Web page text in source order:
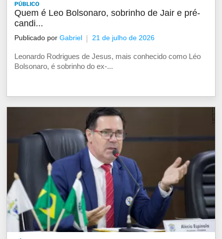
PÚBLICO
Quem é Leo Bolsonaro, sobrinho de Jair e pré-
candi...
Publicado porGabriel 21 de julho de 2026
Leonardo Rodrigues de Jesus, mais conhecido como Léo
Bolsonaro, é sobrinho do ex-...